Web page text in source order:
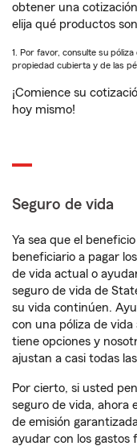
obtener una
elija qué productos
1. Por favor, consulte su
propiedad cubierta y de las
¡Comience su
hoy mismo!
Seguro de vida
Ya sea que el
beneficiario a pagar
de vida actual o
seguro de vida de
su vida continúen.
con una póliza de
tiene opciones y
ajustan a casi todas
Por cierto, si usted
seguro de vida, ahora
de emisión
ayudar con los gastos